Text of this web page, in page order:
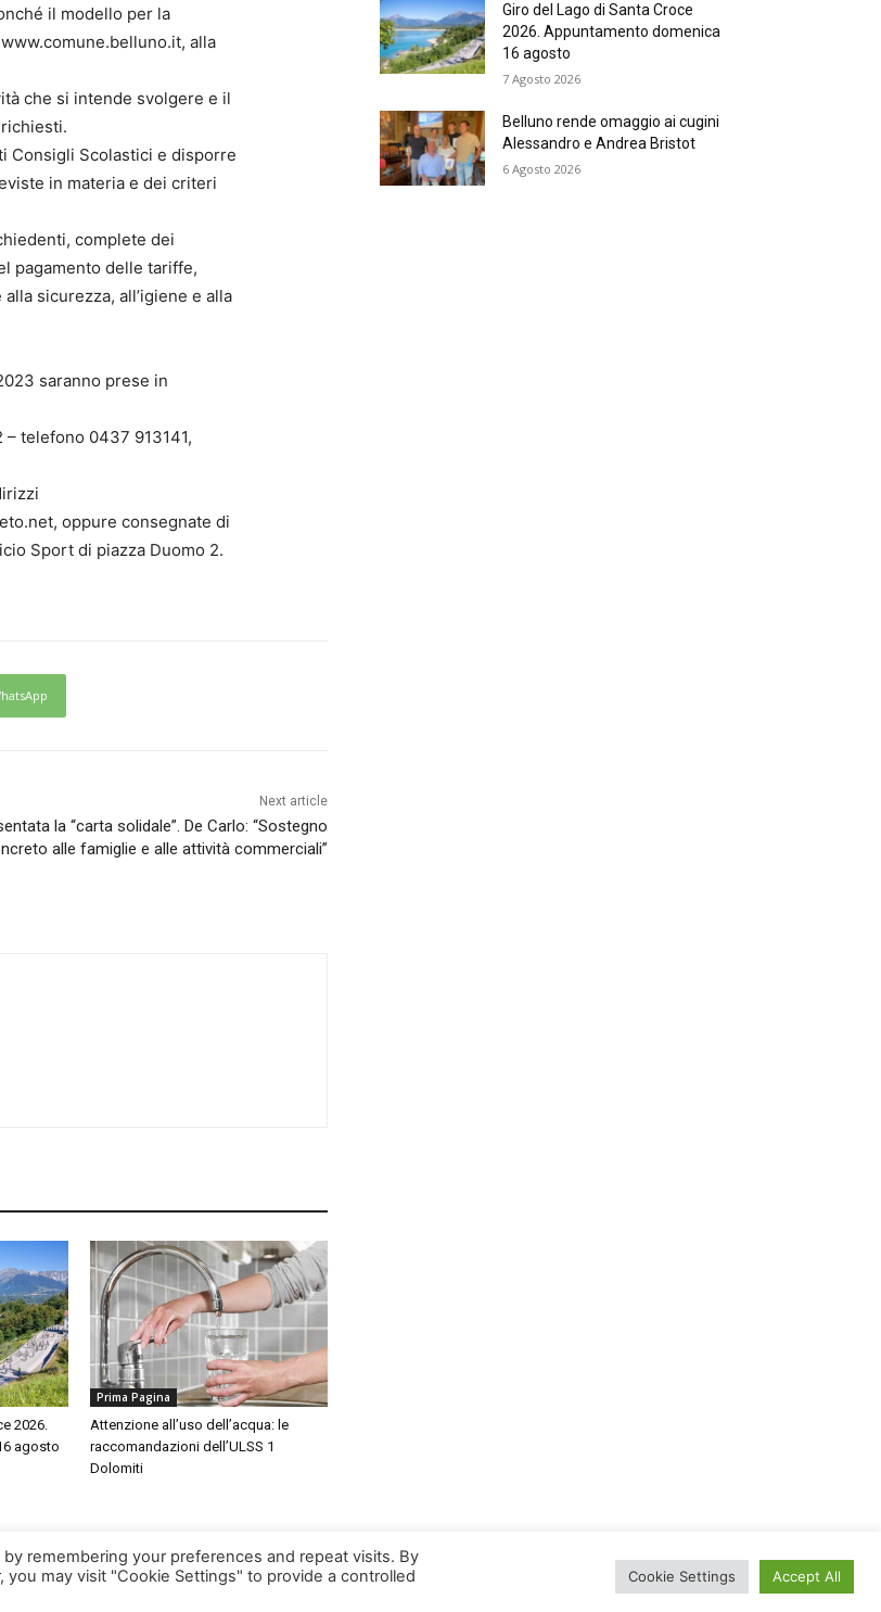
il modello per la
alla
che si intende svolgere e il
Consigli Scolastici e disporre
in materia e dei criteri
complete dei
pagamento delle tariffe,
sicurezza, all’igiene e alla
saranno prese in
telefono 0437 913141,
oppure consegnate di
Sport di piazza Duomo 2.
Next article
la “carta solidale”. De Carlo: “Sostegno
alle famiglie e alle attività commerciali”
2026.
agosto
Prima Pagina
Attenzione all’uso dell’acqua: le
raccomandazioni dell’ULSS 1
Dolomiti
Giro del Lago di Santa Croce
2026. Appuntamento domenica
16 agosto
7 Agosto 2026
Belluno rende omaggio ai cugini
Alessandro e Andrea Bristot
6 Agosto 2026
remembering your preferences and repeat visits. By
may visit "Cookie Settings" to provide a controlled
Cookie Settings Accept All